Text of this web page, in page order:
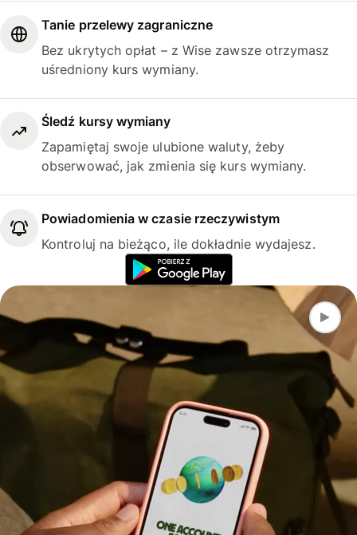
Tanie przelewy zagraniczne
Bez ukrytych opłat – z Wise zawsze otrzymasz
uśredniony kurs wymiany.
Śledź kursy wymiany
Zapamiętaj swoje ulubione waluty, żeby
obserwować, jak zmienia się kurs wymiany.
Powiadomienia w czasie rzeczywistym
Kontroluj na bieżąco, ile dokładnie wydajesz.